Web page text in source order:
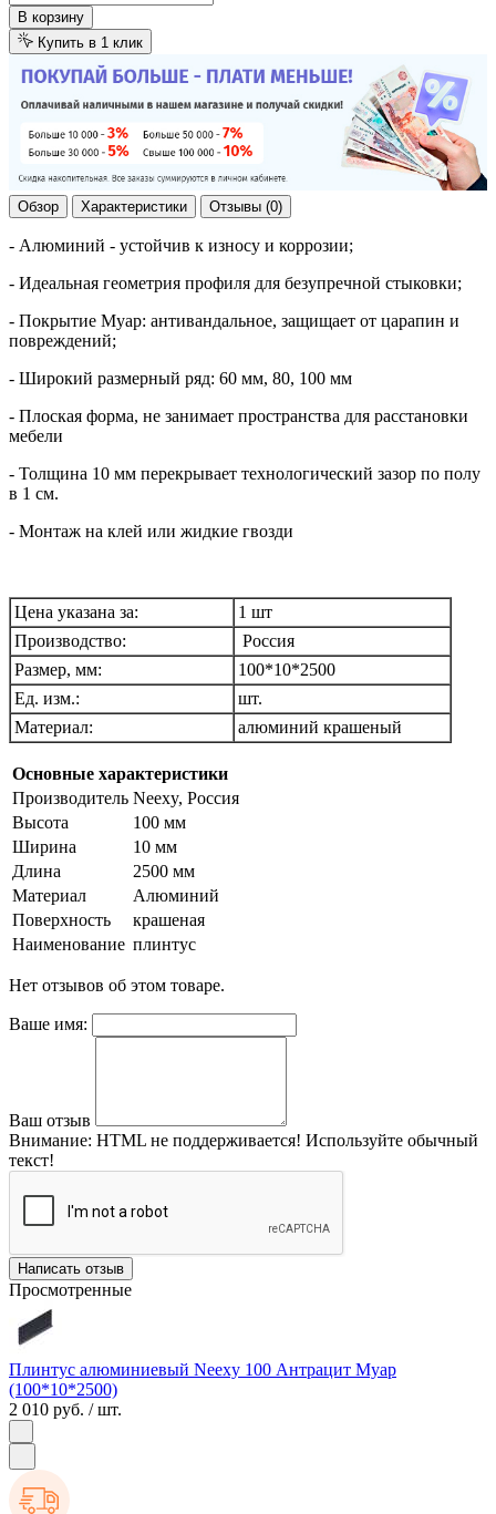
В корзину
Купить в 1 клик
Обзор Характеристики Отзывы (0)
- Алюминий - устойчив к износу и коррозии;
- Идеальная геометрия профиля для безупречной стыковки;
- Покрытие Муар: антивандальное, защищает от царапин и
повреждений;
- Широкий размерный ряд: 60 мм, 80, 100 мм
- Плоская форма, не занимает пространства для расстановки
мебели
- Толщина 10 мм перекрывает технологический зазор по полу
в 1 см.
- Монтаж на клей или жидкие гвозди
Цена указана за:
1 шт
Производство:
Россия
Размер, мм:
100*10*2500
Ед. изм.:
шт.
Материал:
алюминий крашеный
Основные характеристики
Производитель Neexy, Россия
Высота
100 мм
Ширина
10 мм
Длина
2500 мм
Материал
Алюминий
Поверхность
крашеная
Наименование плинтус
Нет отзывов об этом товаре.
Ваше имя:
Ваш отзыв
Внимание: HTML не поддерживается! Используйте обычный
текст!
Написать отзыв
Просмотренные
Плинтус алюминиевый Neexy 100 Антрацит Муар
(100*10*2500)
2 010 руб. / шт.